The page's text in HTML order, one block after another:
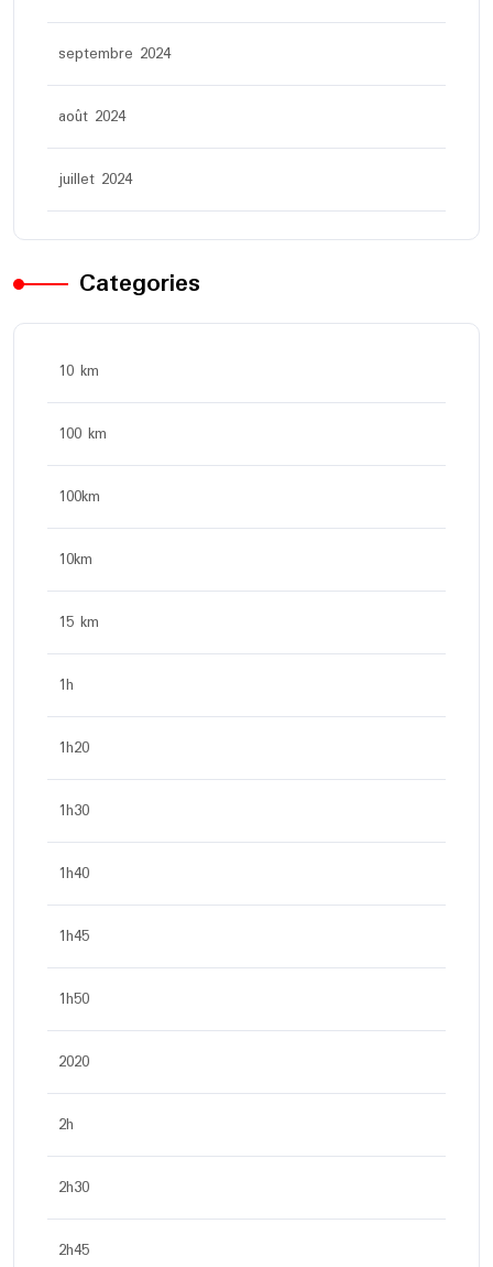
septembre 2024
août 2024
juillet 2024
Categories
10 km
100 km
100km
10km
15 km
1h
1h20
1h30
1h40
1h45
1h50
2020
2h
2h30
2h45